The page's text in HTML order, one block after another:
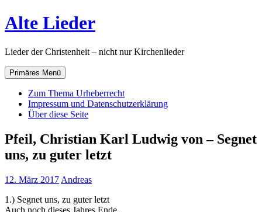
Zum
Inhalt
Alte Lieder
Lieder der Christenheit – nicht nur Kirchenlieder
Primäres Menü
Zum Thema Urheberrecht
Impressum und Datenschutzerklärung
Über diese Seite
Pfeil, Christian Karl Ludwig von – Segnet
uns, zu guter letzt
12. März 2017 Andreas
1.) Segnet uns, zu guter letzt
Auch noch dieses Jahres Ende.